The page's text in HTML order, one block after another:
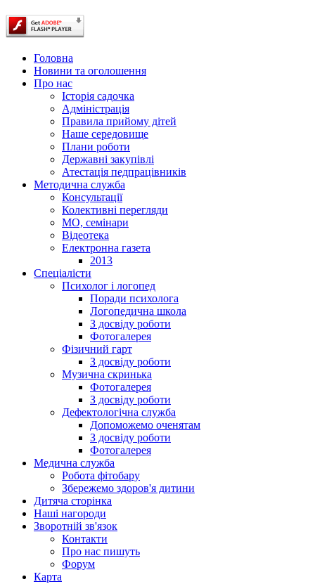
Головна
Новини та оголошення
Про нас
Історія садочка
Адміністрація
Правила прийому дітей
Наше середовище
Плани роботи
Державні закупівлі
Атестація педпрацівників
Методична служба
Консультації
Колективні перегляди
МО, семінари
Відеотека
Електронна газета
2013
Спеціалісти
Психолог і логопед
Поради психолога
Логопедична школа
З досвіду роботи
Фотогалерея
Фізичний гарт
З досвіду роботи
Музична скринька
Фотогалерея
З досвіду роботи
Дефектологічна служба
Допоможемо оченятам
З досвіду роботи
Фотогалерея
Медична служба
Робота фітобару
Збережемо здоров'я дитини
Дитяча сторінка
Наші нагороди
Зворотній зв'язок
Контакти
Про нас пишуть
Форум
Карта